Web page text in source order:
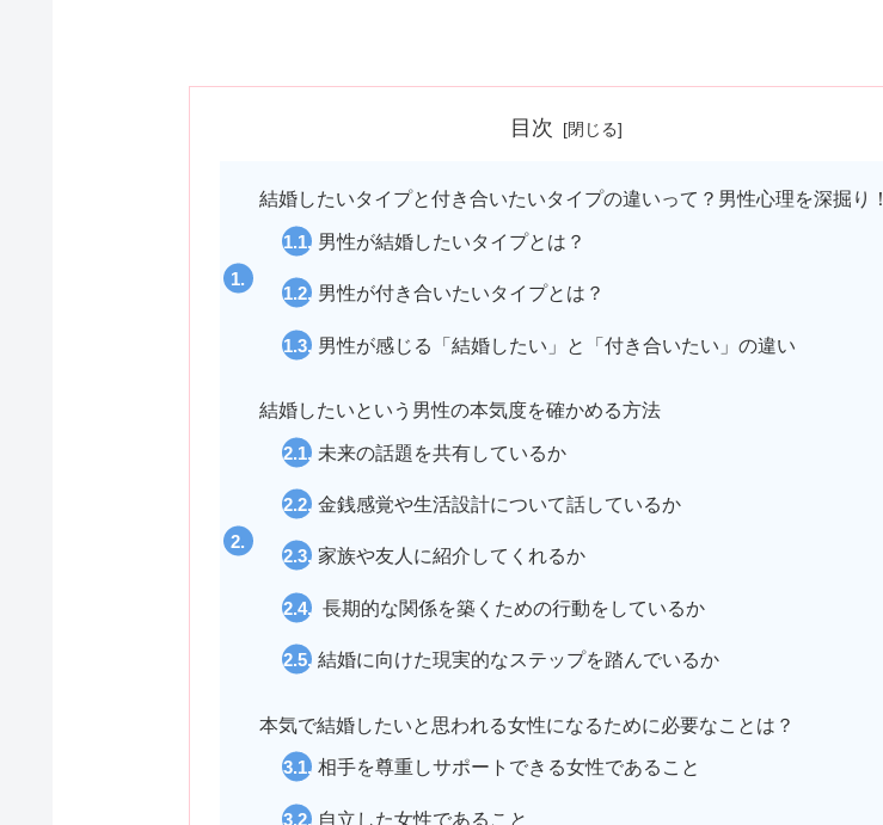
目次
結婚したいタイプと付き合いたいタイプの違いって？男性心理を深掘り！
男性が結婚したいタイプとは？
男性が付き合いたいタイプとは？
男性が感じる「結婚したい」と「付き合いたい」の違い
結婚したいという男性の本気度を確かめる方法
未来の話題を共有しているか
金銭感覚や生活設計について話しているか
家族や友人に紹介してくれるか
長期的な関係を築くための行動をしているか
結婚に向けた現実的なステップを踏んでいるか
本気で結婚したいと思われる女性になるために必要なことは？
相手を尊重しサポートできる女性であること
自立した女性であること